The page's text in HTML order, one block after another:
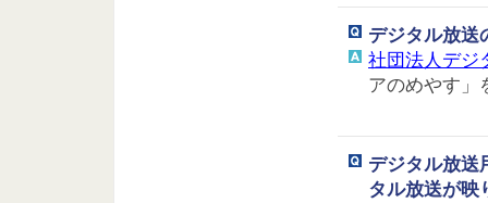
デジタル放送
社団法人デジ
アのめやす」
デジタル放送
タル放送が映